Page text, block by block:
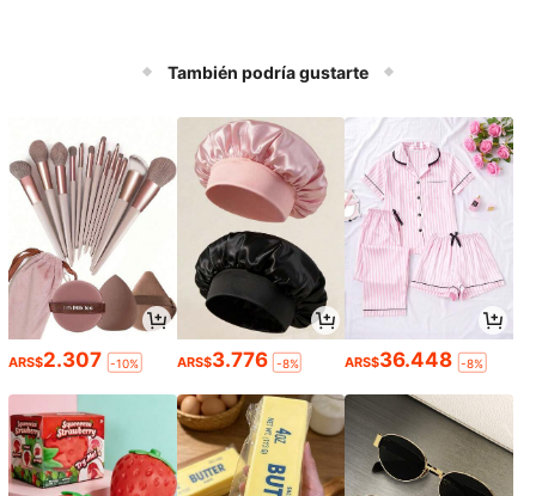
También podría gustarte
ARS$2.307 -10% ARS$3.776 -8% ARS$36.448 -8%